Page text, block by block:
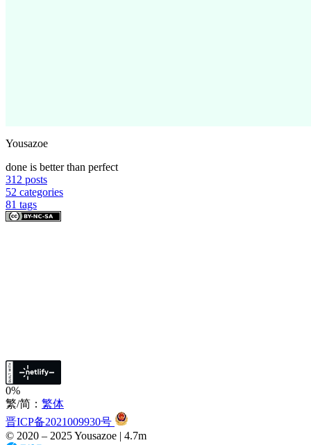
Yousazoe
done is better than perfect
312 posts
52 categories
81 tags
0%
繁/简： 繁体
晋ICP备2021009930号
© 2020 – 2025Yousazoe | 4.7m